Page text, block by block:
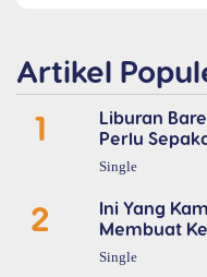
Artikel
1
Liburan
Perlu
Single
2
Ini Yang
Membuat
Single